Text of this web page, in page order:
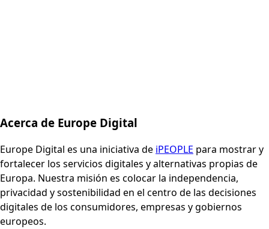
Acerca de Europe Digital
Europe Digital es una iniciativa de iPEOPLE para mostrar y
fortalecer los servicios digitales y alternativas propias de
Europa. Nuestra misión es colocar la independencia,
privacidad y sostenibilidad en el centro de las decisiones
digitales de los consumidores, empresas y gobiernos
europeos.